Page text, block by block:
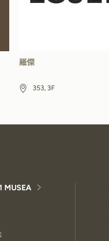
羅傑
353, 3F
MUSEA